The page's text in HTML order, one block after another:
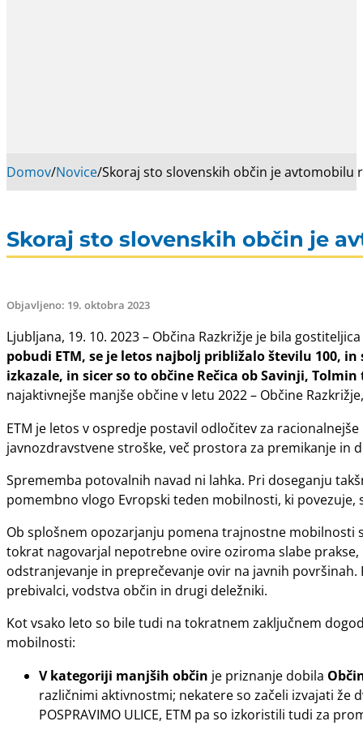
Domov/Novice/Skoraj sto slovenskih občin je avtomobilu
Skoraj sto slovenskih občin je
Objavljeno: 19. oktobra 2023
Ljubljana, 19. 10. 2023 – Občina Razkrižje je bila
pobudi ETM, se je letos najbolj približalo številu 100,
izkazale, in sicer so to občine Rečica ob Savinji,
najaktivnejše manjše občine v letu 2022 – Občine
ETM je letos v ospredje postavil odločitev za
javnozdravstvene stroške, več prostora za premikanje in
Sprememba potovalnih navad ni lahka. Pri doseganju
pomembno vlogo Evropski teden mobilnosti, ki
Ob splošnem opozarjanju pomena trajnostne mobilnosti
tokrat nagovarjal nepotrebne ovire oziroma slabe
odstranjevanje in preprečevanje ovir na javnih
prebivalci, vodstva občin in drugi deležniki.
Kot vsako leto so bile tudi na tokratnem zaključnem
mobilnosti:
V kategoriji manjših občin je priznanje dobila
različnimi aktivnostmi; nekatere so začeli izvajati
POSPRAVIMO ULICE, ETM pa so izkoristili tudi za